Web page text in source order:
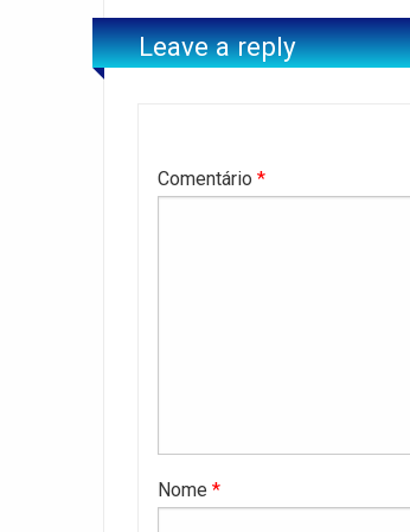
Leave a reply
Comentário *
Nome *